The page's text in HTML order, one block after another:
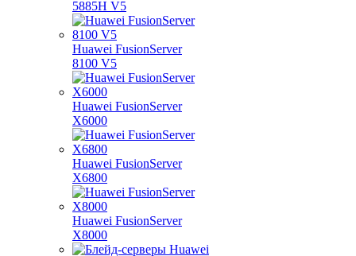
5885H V5
Huawei FusionServer
8100 V5
Huawei FusionServer
X6000
Huawei FusionServer
X6800
Huawei FusionServer
X8000